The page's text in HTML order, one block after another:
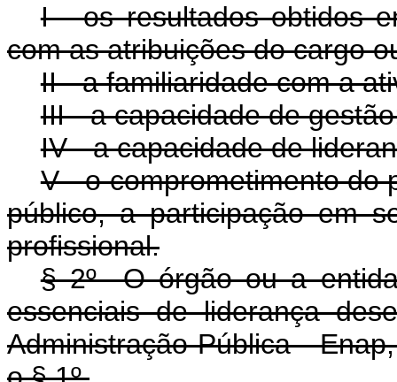
I - os resultados obtidos
com as atribuições do cargo
II - a familiaridade com a
III - a capacidade de
IV - a capacidade de
V - o comprometimento do
público, a participação em
profissional.
§ 2º O órgão ou a
essenciais de liderança
Administração Pública -